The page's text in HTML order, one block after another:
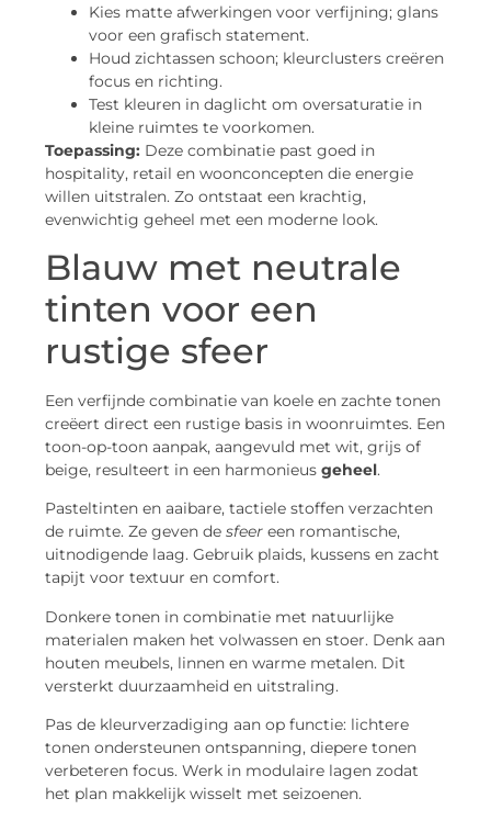
Kies matte afwerkingen voor verfijning; glans
voor een grafisch statement.
Houd zichtassen schoon; kleurclusters creëren
focus en richting.
Test kleuren in daglicht om oversaturatie in
kleine ruimtes te voorkomen.
Toepassing: Deze combinatie past goed in
hospitality, retail en woonconcepten die energie
willen uitstralen. Zo ontstaat een krachtig,
evenwichtig geheel met een moderne look.
Blauw met neutrale
tinten voor een
rustige sfeer
Een verfijnde combinatie van koele en zachte tonen
creëert direct een rustige basis in woonruimtes. Een
toon-op-toon aanpak, aangevuld met wit, grijs of
beige, resulteert in een harmonieus geheel.
Pasteltinten en aaibare, tactiele stoffen verzachten
de ruimte. Ze geven de sfeer een romantische,
uitnodigende laag. Gebruik plaids, kussens en zacht
tapijt voor textuur en comfort.
Donkere tonen in combinatie met natuurlijke
materialen maken het volwassen en stoer. Denk aan
houten meubels, linnen en warme metalen. Dit
versterkt duurzaamheid en uitstraling.
Pas de kleurverzadiging aan op functie: lichtere
tonen ondersteunen ontspanning, diepere tonen
verbeteren focus. Werk in modulaire lagen zodat
het plan makkelijk wisselt met seizoenen.